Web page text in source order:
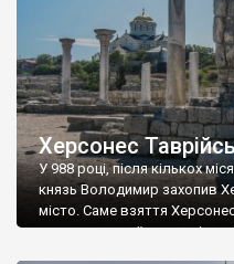
Херсонес
У 988 році, після кількох
князь Володимир захопив
місто. Саме взяття
диктувати свої умови